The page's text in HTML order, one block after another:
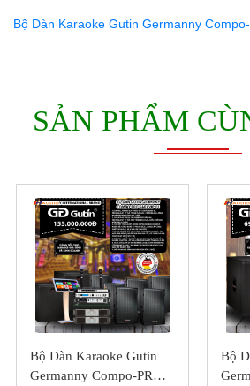
Bộ Dàn Karaoke Gutin Germanny
SẢN PHẨM
Bộ Dàn Karaoke Gutin
Germanny Compo-PRO
Bộ